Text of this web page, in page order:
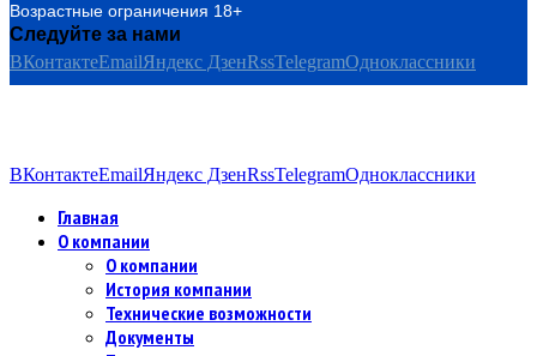
Возрастные ограничения 18+
Следуйте за нами
ВКонтактеEmailЯндекс ДзенRssTelegramОдноклассники
ВКонтактеEmailЯндекс ДзенRssTelegramОдноклассники
Главная
О компании
О компании
История компании
Технические возможности
Документы